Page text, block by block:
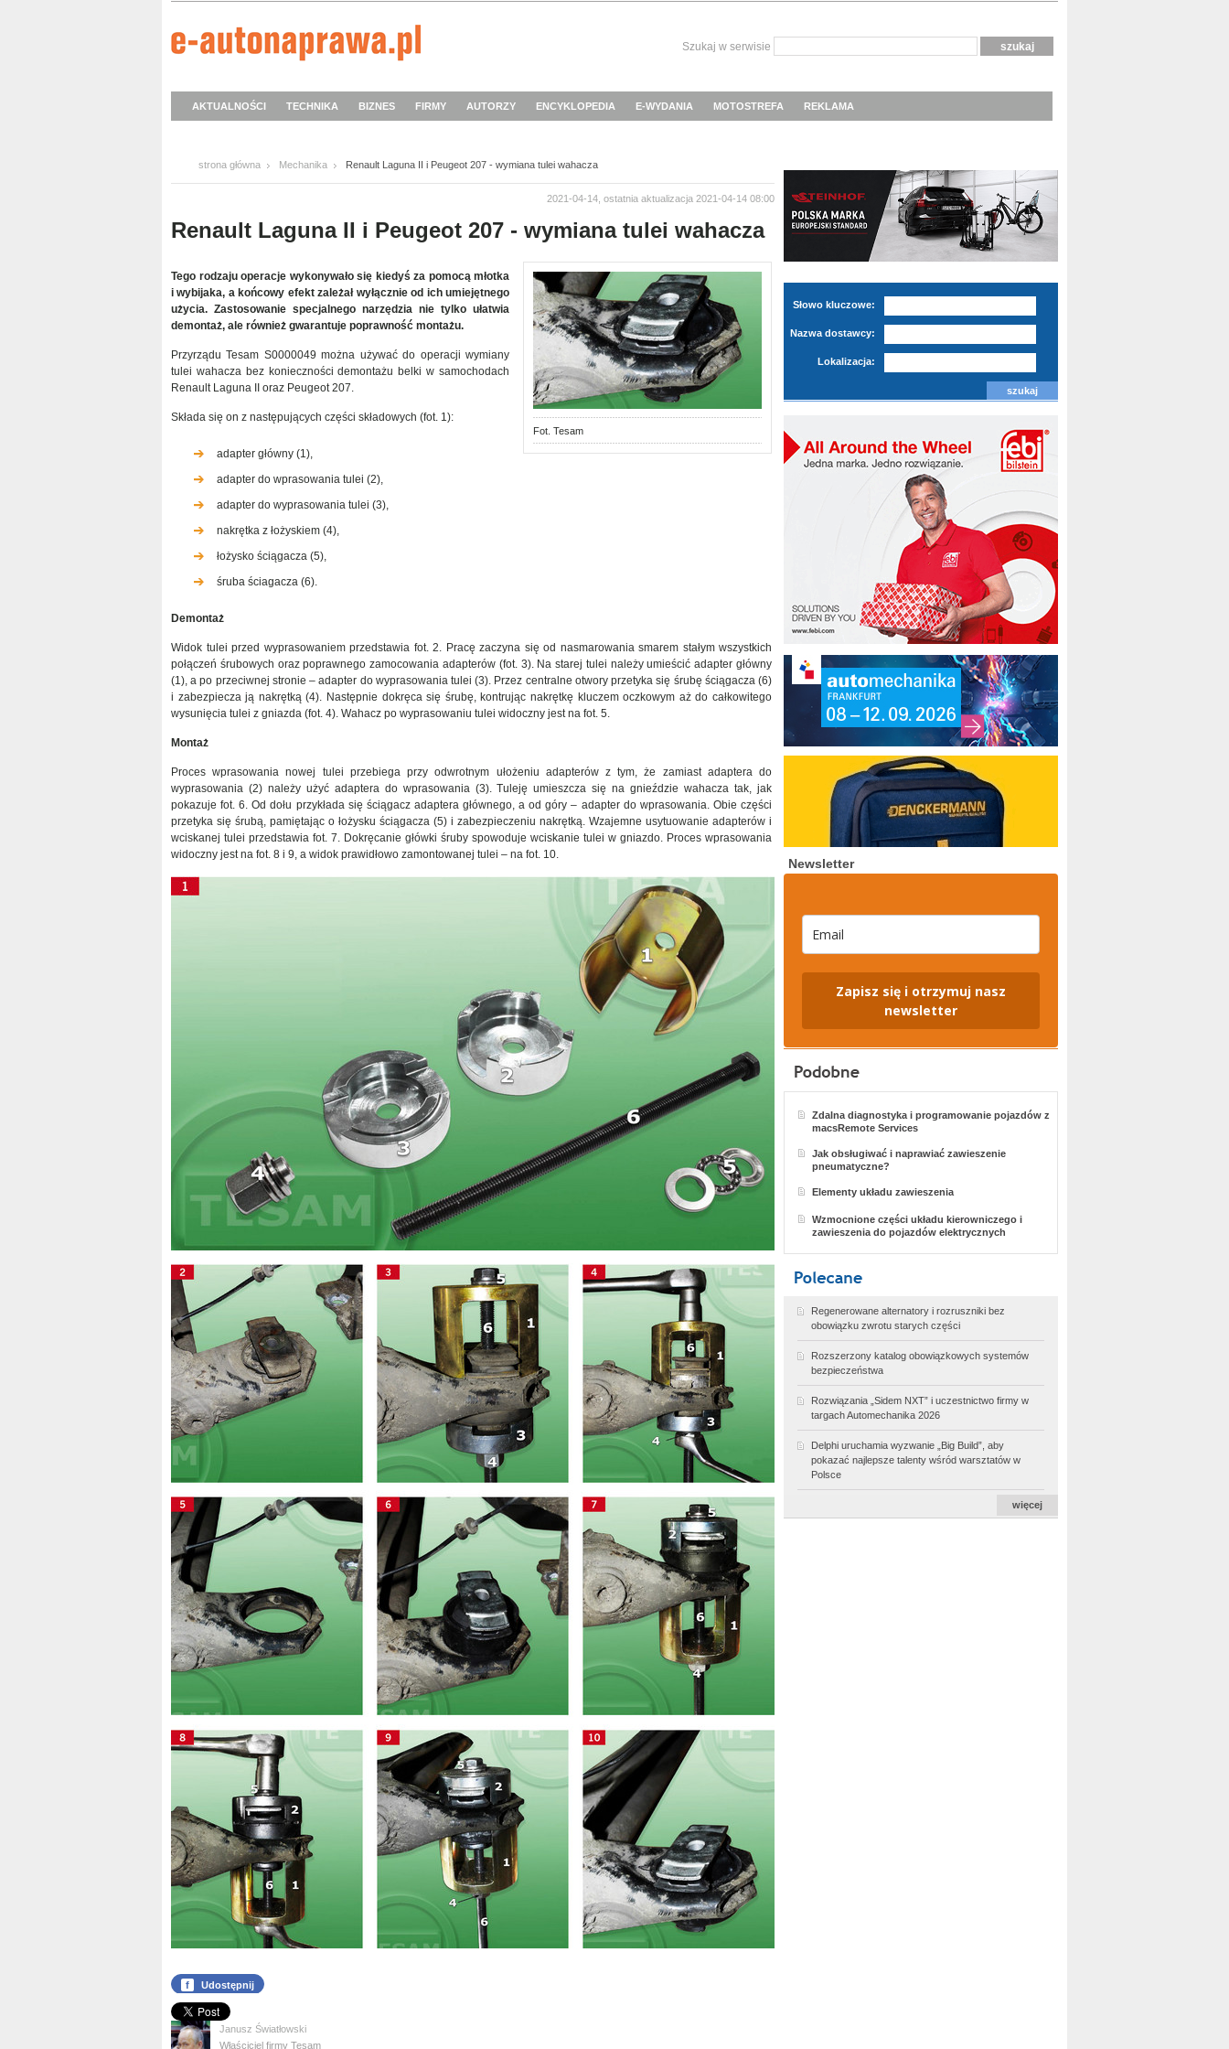
Szukaj w serwisie
AKTUALNOŚCI TECHNIKA BIZNES FIRMY AUTORZY ENCYKLOPEDIA E-WYDANIA MOTOSTREFA REKLAMA
strona główna Mechanika Renault Laguna II i Peugeot 207 - wymiana tulei wahacza
2021-04-14, ostatnia aktualizacja 2021-04-14 08:00
Renault Laguna II i Peugeot 207 - wymiana tulei wahacza
Fot. Tesam
Tego rodzaju operacje wykonywało się kiedyś za pomocą młotka
i wybijaka, a końcowy efekt zależał wyłącznie od ich umiejętnego
użycia. Zastosowanie specjalnego narzędzia nie tylko ułatwia
demontaż, ale również gwarantuje poprawność montażu.
Przyrządu Tesam S0000049 można używać do operacji wymiany
tulei wahacza bez konieczności demontażu belki w samochodach
Renault Laguna II oraz Peugeot 207.
Składa się on z następujących części składowych (fot. 1):
adapter główny (1),
adapter do wprasowania tulei (2),
adapter do wyprasowania tulei (3),
nakrętka z łożyskiem (4),
łożysko ściągacza (5),
śruba ściagacza (6).
Demontaż
Widok tulei przed wyprasowaniem przedstawia fot. 2. Pracę zaczyna się od nasmarowania smarem stałym wszystkich
połączeń śrubowych oraz poprawnego zamocowania adapterów (fot. 3). Na starej tulei należy umieścić adapter główny
(1), a po przeciwnej stronie – adapter do wyprasowania tulei (3). Przez centralne otwory przetyka się śrubę ściągacza (6)
i zabezpiecza ją nakrętką (4). Następnie dokręca się śrubę, kontrując nakrętkę kluczem oczkowym aż do całkowitego
wysunięcia tulei z gniazda (fot. 4). Wahacz po wyprasowaniu tulei widoczny jest na fot. 5.
Montaż
Proces wprasowania nowej tulei przebiega przy odwrotnym ułożeniu adapterów z tym, że zamiast adaptera do
wyprasowania (2) należy użyć adaptera do wprasowania (3). Tuleję umieszcza się na gnieździe wahacza tak, jak
pokazuje fot. 6. Od dołu przykłada się ściągacz adaptera głównego, a od góry – adapter do wprasowania. Obie części
przetyka się śrubą, pamiętając o łożysku ściągacza (5) i zabezpieczeniu nakrętką. Wzajemne usytuowanie adapterów i
wciskanej tulei przedstawia fot. 7. Dokręcanie główki śruby spowoduje wciskanie tulei w gniazdo. Proces wprasowania
widoczny jest na fot. 8 i 9, a widok prawidłowo zamontowanej tulei – na fot. 10.
f Udostępnij
Janusz Światłowski
Właściciel firmy Tesam
Słowo kluczowe:
Nazwa dostawcy:
Lokalizacja:
Newsletter
Zapisz się i otrzymuj nasz
newsletter
Zdalna diagnostyka i programowanie pojazdów z
macsRemote Services
Jak obsługiwać i naprawiać zawieszenie
pneumatyczne?
Elementy układu zawieszenia
Wzmocnione części układu kierowniczego i
zawieszenia do pojazdów elektrycznych
Regenerowane alternatory i rozruszniki bez
obowiązku zwrotu starych części
Rozszerzony katalog obowiązkowych systemów
bezpieczeństwa
Rozwiązania „Sidem NXT” i uczestnictwo firmy w
targach Automechanika 2026
Delphi uruchamia wyzwanie „Big Build”, aby
pokazać najlepsze talenty wśród warsztatów w
Polsce
więcej